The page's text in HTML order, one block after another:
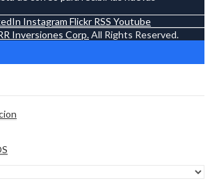
Instagram Flickr RSS Youtube
Inversiones Corp.All Rights Reserved.